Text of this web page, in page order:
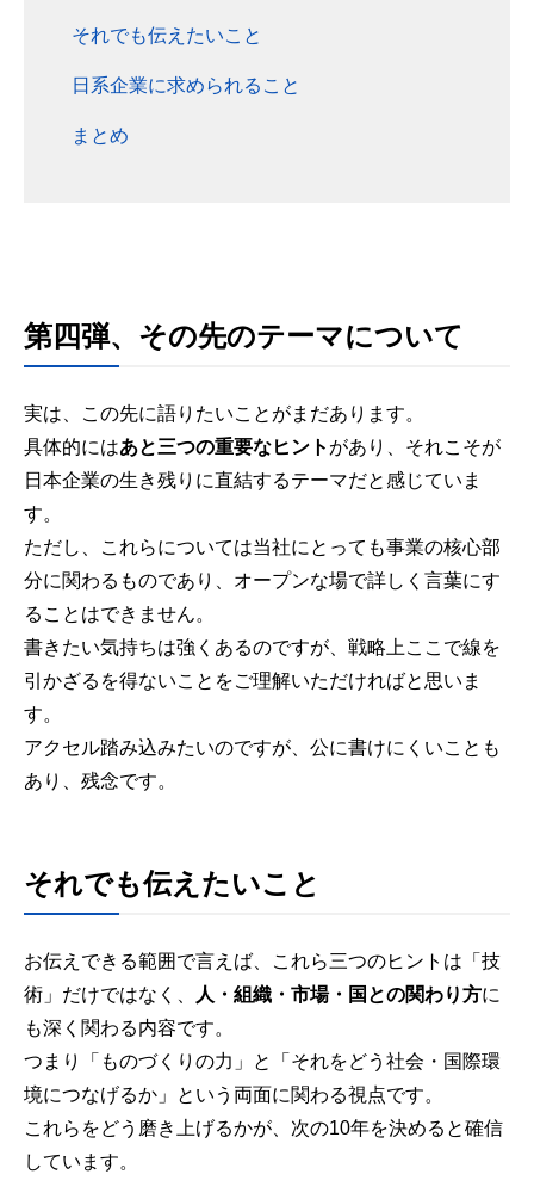
それでも伝えたいこと
日系企業に求められること
まとめ
第四弾、その先のテーマについて
実は、この先に語りたいことがまだあります。
具体的にはあと三つの重要なヒント があり、それこそが
日本企業の生き残りに直結するテーマだと感じていま
す。
ただし、これらについては当社にとっても事業の核心部
分に関わるものであり、オープンな場で詳しく言葉にす
ることはできません。
書きたい気持ちは強くあるのですが、戦略上ここで線を
引かざるを得ないことをご理解いただければと思いま
す。
アクセル踏み込みたいのですが、公に書けにくいことも
あり、残念です。
それでも伝えたいこと
お伝えできる範囲で言えば、これら三つのヒントは「技
術」だけではなく、
人・組織・市場・国との関わり方に
も深く関わる内容です。
つまり「ものづくりの力」と「それをどう社会・国際環
境につなげるか」という両面に関わる視点です。
これらをどう磨き上げるかが、次の10年を決めると確信
しています。